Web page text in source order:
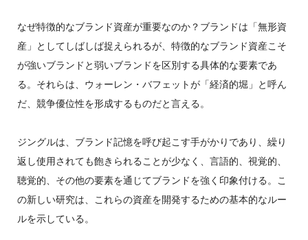
なぜ特徴的なブランド資産が重要なのか？ブランドは「無形資
産」としてしばしば捉えられるが、特徴的なブランド資産こそ
が強いブランドと弱いブランドを区別する具体的な要素であ
る。それらは、ウォーレン・バフェットが「経済的堀」と呼ん
だ、競争優位性を形成するものだと言える。
ジングルは、ブランド記憶を呼び起こす手がかりであり、繰り
返し使用されても飽きられることが少なく、言語的、視覚的、
聴覚的、その他の要素を通じてブランドを強く印象付ける。こ
の新しい研究は、これらの資産を開発するための基本的なルー
ルを示している。